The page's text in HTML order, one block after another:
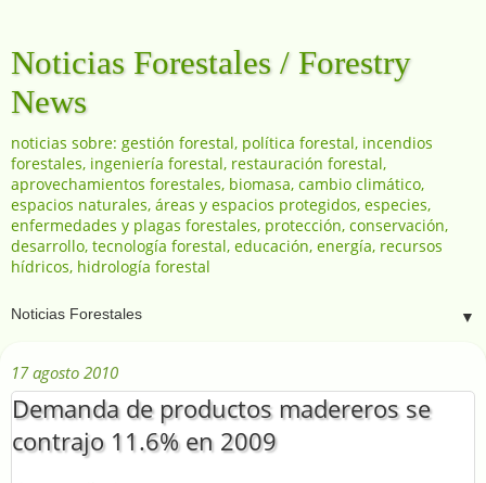
Noticias Forestales / Forestry
News
noticias sobre: gestión forestal, política forestal, incendios
forestales, ingeniería forestal, restauración forestal,
aprovechamientos forestales, biomasa, cambio climático,
espacios naturales, áreas y espacios protegidos, especies,
enfermedades y plagas forestales, protección, conservación,
desarrollo, tecnología forestal, educación, energía, recursos
hídricos, hidrología forestal
▼
17 agosto 2010
Demanda de productos madereros se
contrajo 11.6% en 2009